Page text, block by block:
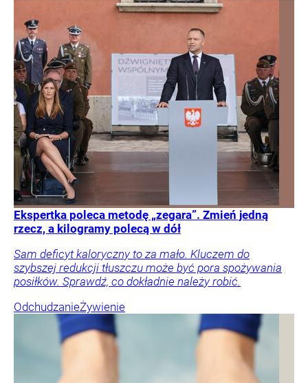
Ekspertka poleca metodę „zegara”. Zmień jedną
rzecz, a kilogramy polecą w dół
Sam deficyt kaloryczny to za mało. Kluczem do
szybszej redukcji tłuszczu może być pora spożywania
posiłków. Sprawdź, co dokładnie należy robić.
OdchudzanieŻywienie